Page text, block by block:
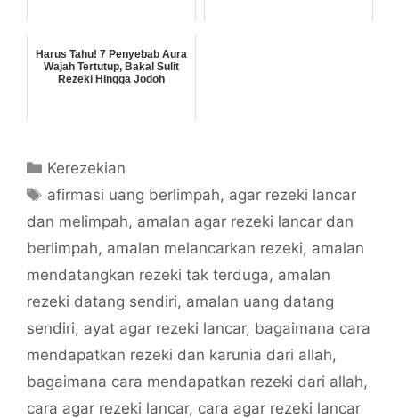
Harus Tahu! 7 Penyebab Aura
Wajah Tertutup, Bakal Sulit
Rezeki Hingga Jodoh
Categories
Kerezekian
Tags
afirmasi uang berlimpah, agar rezeki lancar
dan melimpah, amalan agar rezeki lancar dan
berlimpah, amalan melancarkan rezeki, amalan
mendatangkan rezeki tak terduga, amalan
rezeki datang sendiri, amalan uang datang
sendiri, ayat agar rezeki lancar, bagaimana cara
mendapatkan rezeki dan karunia dari allah,
bagaimana cara mendapatkan rezeki dari allah,
cara agar rezeki lancar, cara agar rezeki lancar